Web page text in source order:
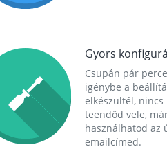
Gyors
Csupán pár
igénybe a
elkészültél, nincs
teendőd vele,
használhatod az
emailcímed.